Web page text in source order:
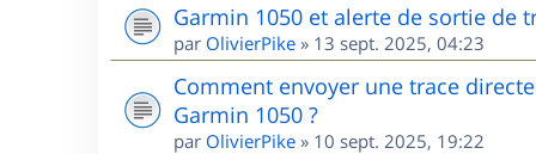
Garmin 1050 et alerte de sortie de
par OlivierPike » 13 sept. 2025, 04:23
Comment envoyer une trace
Garmin 1050 ?
par OlivierPike » 10 sept. 2025, 19:22